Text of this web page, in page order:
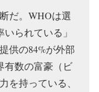
だ。WHOは選
られている」
供の84%が外部
有数の富豪（ビ
を持っている、